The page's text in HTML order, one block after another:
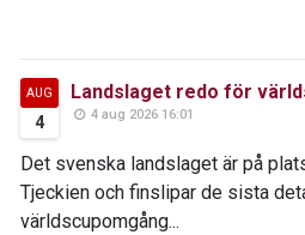
AUG
4
Landslaget redo för
4 aug 2026 16:01
Det svenska landslaget är på
Tjeckien och finslipar de sista
världscupomgång...